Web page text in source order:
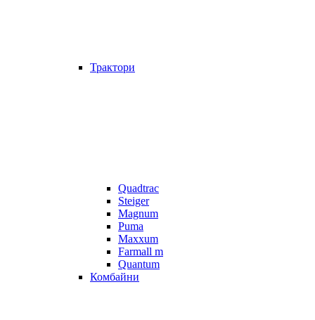
Трактори
Quadtrac
Steiger
Magnum
Puma
Maxxum
Farmall m
Quantum
Комбайни